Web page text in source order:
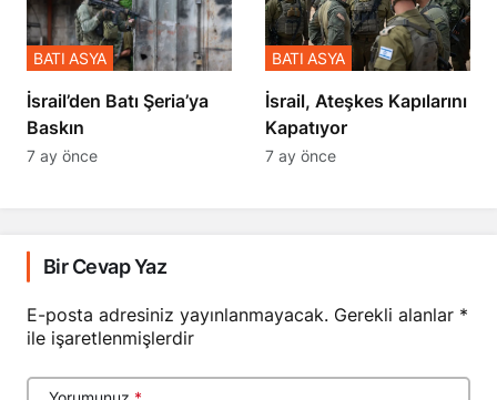
​​​​​​​İsrail’den Batı Şeria’ya
Baskın
BATI ASYA
7 ay önce
İsrail, Ateşkes Kapılarını
Kapatıyor
BATI ASYA
7 ay önce
Bir Cevap Yaz
E-posta adresiniz yayınlanmayacak. Gerekli alanlar *
ile işaretlenmişlerdir
Yorumunuz *